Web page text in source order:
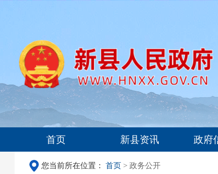
首页 新县资讯 政府
您当前所在位置： 首页 > 政务公开